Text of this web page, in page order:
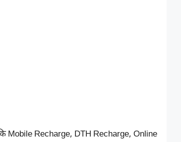
Recharge, DTH Recharge, Online